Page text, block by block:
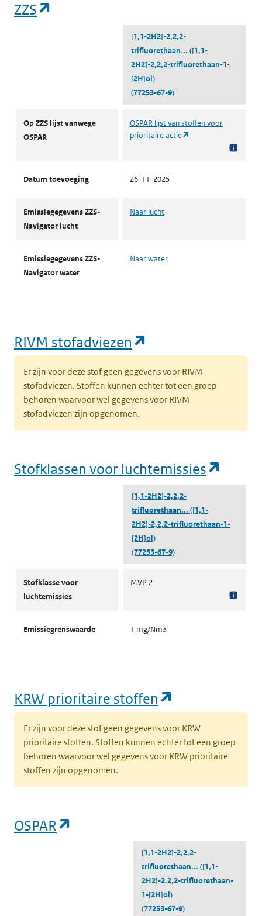
ZZS
[1,1-2H2]-2,2,2-
trifluorethaan... ([1,1-
2H2]-2,2,2-trifluorethaan-1-
[2H]ol)
(77253-67-9)
Op ZZS lijst vanwege
OSPAR
OSPAR lijst van stoffen voor
prioritaire actie
Datum toevoeging 26-11-2025
Emissiegegevens ZZS-
Navigator lucht
Naar lucht
Emissiegegevens ZZS-
Navigator water
Naar water
RIVM stofadviezen
Er zijn voor deze stof geen gegevens voor RIVM
stofadviezen. Stoffen kunnen echter tot een groep
behoren waarvoor wel gegevens voor RIVM
stofadviezen zijn opgenomen.
Stofklassen voor luchtemissies
[1,1-2H2]-2,2,2-
trifluorethaan... ([1,1-
2H2]-2,2,2-trifluorethaan-1-
[2H]ol)
(77253-67-9)
Stofklasse voor
luchtemissies
MVP 2
Emissiegrenswaarde 1 mg/Nm3
KRW prioritaire stoffen
Er zijn voor deze stof geen gegevens voor KRW
prioritaire stoffen. Stoffen kunnen echter tot een groep
behoren waarvoor wel gegevens voor KRW prioritaire
stoffen zijn opgenomen.
OSPAR
[1,1-2H2]-2,2,2-
trifluorethaan... ([1,1-
2H2]-2,2,2-trifluorethaan-
1-[2H]ol)
(77253-67-9)